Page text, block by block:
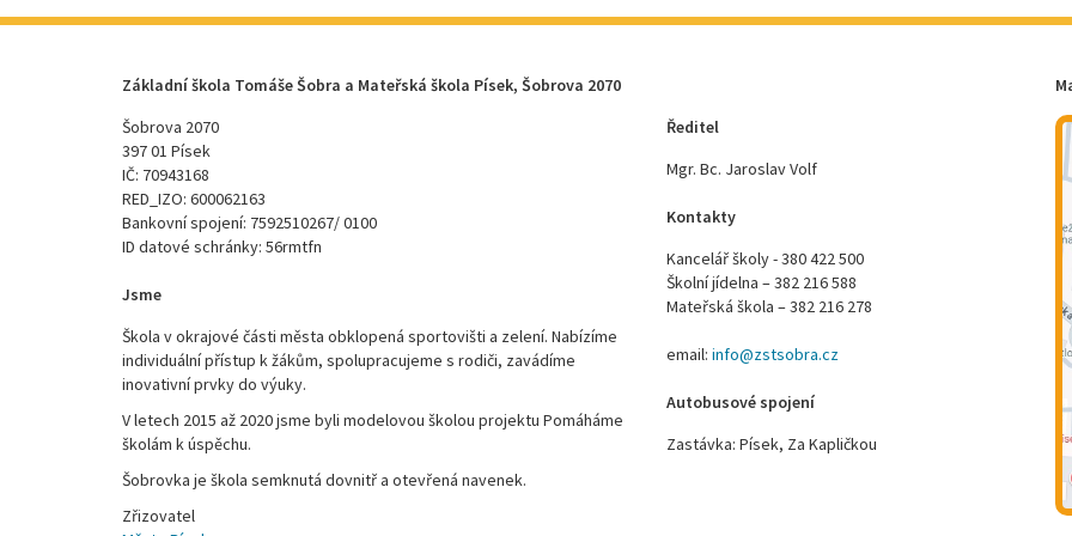
Základní škola Tomáše Šobra a Mateřská škola Písek, Šobrova 2070
Šobrova 2070
397 01 Písek
IČ: 70943168
RED_IZO: 600062163
Bankovní spojení: 7592510267/ 0100
ID datové schránky: 56rmtfn
Jsme
Škola v okrajové části města obklopená sportovišti a zelení. Nabízíme
individuální přístup k žákům, spolupracujeme s rodiči, zavádíme
inovativní prvky do výuky.
V letech 2015 až 2020 jsme byli modelovou školou projektu Pomáháme
školám k úspěchu.
Šobrovka je škola semknutá dovnitř a otevřená navenek.
Zřizovatel
Ředitel
Mgr. Bc. Jaroslav Volf
Kontakty
Kancelář školy - 380 422 500
Školní jídelna – 382 216 588
Mateřská škola – 382 216 278
email: info@zstsobra.cz
Autobusové spojení
Zastávka: Písek, Za Kapličkou